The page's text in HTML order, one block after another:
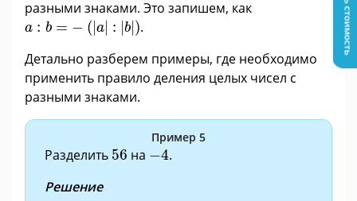
разными знаками. Это запишем, как
a : b = − ( a| : |b )
a:b=−(|a|:|b|)
.
Детально разберем примеры, где необходимо
применить правило деления целых чисел с
разными знаками.
Пример 5
Разделить 56
56 на −4
−4.
Решение